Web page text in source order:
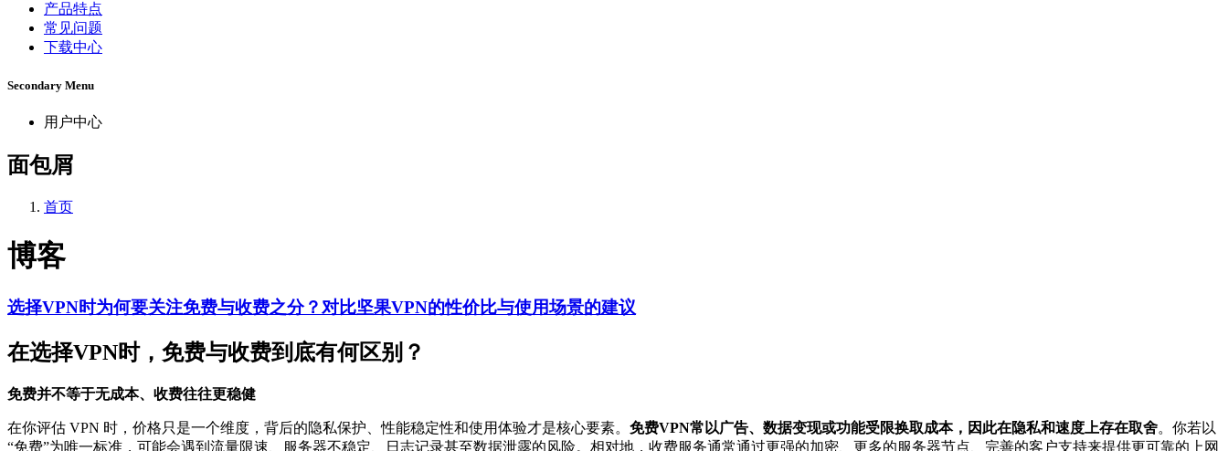
产品特点
常见问题
下载中心
Secondary Menu
用户中心
面包屑
首页
博客
选择VPN时为何要关注免费与收费之分？对比坚果VPN的性价比与使用场景的建议
在选择VPN时，免费与收费到底有何区别？
免费并不等于无成本、收费往往更稳健
在你评估 VPN 时，价格只是一个维度，背后的隐私保护、性能稳定性和使用体验才是核心要素。 免费VPN常以广告、数据变现或功能受限换取成本，因此在隐私和速度上存在取舍。你若以
“免费”为唯一标准，可能会遇到流量限速、服务器不稳定、日志记录甚至数据泄露的风险。相对地，收费服务通常通过更强的加密、更多的服务器节点、完善的客户支持来提供更可靠的上网